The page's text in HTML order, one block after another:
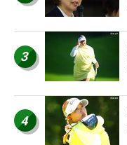
3
4